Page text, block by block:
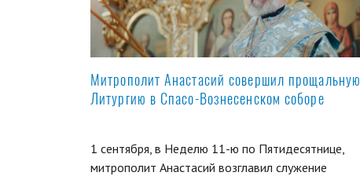
Митрополит Анастасий совершил прощальную
Литургию в Спасо-Вознесенском соборе
1 сентября, в Неделю 11-ю по Пятидесятнице,
митрополит Анастасий возглавил служение